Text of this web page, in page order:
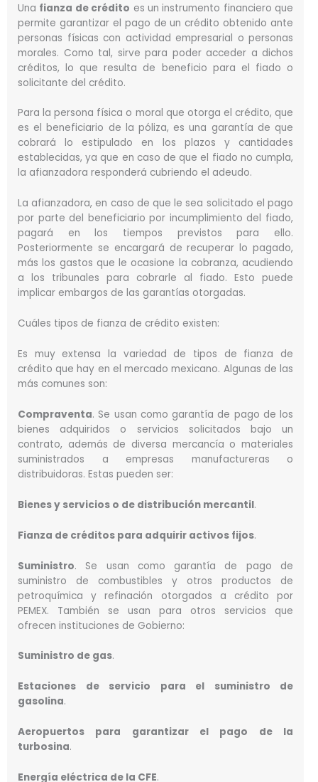
Una fianza de crédito es un instrumento financiero que
permite garantizar el pago de un crédito obtenido ante
personas físicas con actividad empresarial o personas
morales. Como tal, sirve para poder acceder a dichos
créditos, lo que resulta de beneficio para el fiado o
solicitante del crédito.
Para la persona física o moral que otorga el crédito, que
es el beneficiario de la póliza, es una garantía de que
cobrará lo estipulado en los plazos y cantidades
establecidas, ya que en caso de que el fiado no cumpla,
la afianzadora responderá cubriendo el adeudo.
La afianzadora, en caso de que le sea solicitado el pago
por parte del beneficiario por incumplimiento del fiado,
pagará en los tiempos previstos para ello.
Posteriormente se encargará de recuperar lo pagado,
más los gastos que le ocasione la cobranza, acudiendo
a los tribunales para cobrarle al fiado. Esto puede
implicar embargos de las garantías otorgadas.
Cuáles tipos de fianza de crédito existen:
Es muy extensa la variedad de tipos de fianza de
crédito que hay en el mercado mexicano. Algunas de las
más comunes son:
Compraventa. Se usan como garantía de pago de los
bienes adquiridos o servicios solicitados bajo un
contrato, además de diversa mercancía o materiales
suministrados a empresas manufactureras o
distribuidoras. Estas pueden ser:
Bienes y servicios o de distribución mercantil.
Fianza de créditos para adquirir activos fijos.
Suministro. Se usan como garantía de pago de
suministro de combustibles y otros productos de
petroquímica y refinación otorgados a crédito por
PEMEX. También se usan para otros servicios que
ofrecen instituciones de Gobierno:
Suministro de gas.
Estaciones de servicio para el suministro de
gasolina.
Aeropuertos para garantizar el pago de la
turbosina.
Energía eléctrica de la CFE.